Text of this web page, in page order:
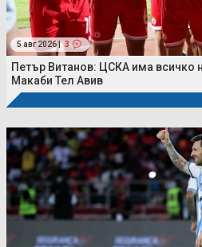
5 авг 2026 | 3
Петър Витанов: ЦСКА има всичко
Макаби Тел Авив